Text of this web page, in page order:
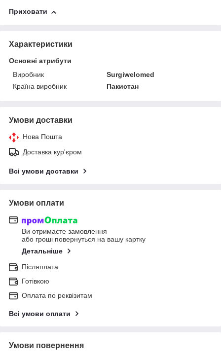
Приховати
Характеристики
Основні атрибути
Виробник
Surgiwelomed
Країна виробник
Пакистан
Умови доставки
Нова Пошта
Доставка кур'єром
Всі умови доставки
Умови оплати
Ви отримаєте замовлення
або гроші повернуться на вашу картку
Детальніше
Післяплата
Готівкою
Оплата по реквізитам
Всі умови оплати
Умови повернення